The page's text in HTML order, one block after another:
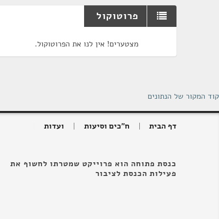
פרוטוקול
מצטערים! אין לנו את הפרוטוקול.
קוד המקור של הנתונים
דף הבית ח"כים וסיעות ועדות
כנסת פתוחה הוא פרוייקט שמטרתו לחשוף את
פעילות הכנסת לציבור